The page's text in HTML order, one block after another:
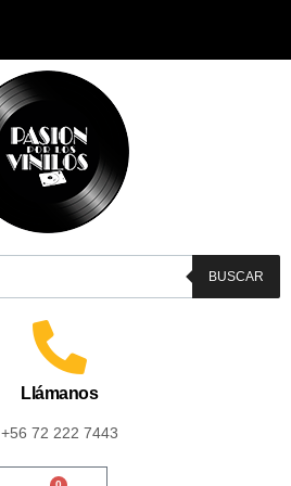
BUSCAR
Llámanos
+56 72 222 7443